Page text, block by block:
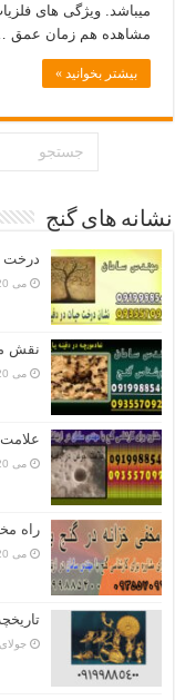
مشاهده هم زمان عمق …
بیشتر بخوانید »
نشانه های گنج
درخت
می 20, 2026
نقش
می 20, 2026
می 20, 2026
راه
می 20, 2026
جولای 13, 2025